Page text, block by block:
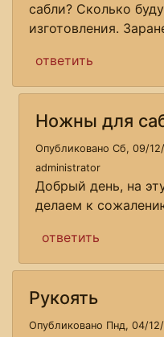
сабли? Сколько
изготовления.
ответить
Ножны для
Опубликовано Сб, 09/
administrator
Добрый день, на
делаем к
ответить
Рукоять
Опубликовано Пнд, 04/